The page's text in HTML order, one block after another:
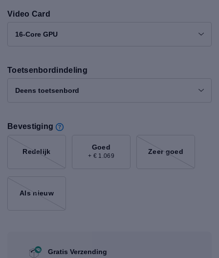
Video Card
16-Core GPU
Toetsenbordindeling
Deens toetsenbord
Bevestiging
Redelijk
Goed
+ € 1.069
Zeer goed
Als nieuw
Gratis Verzending